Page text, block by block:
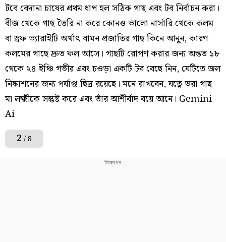
টবে বেদানা চাষের প্রথম ধাপ হল সঠিক গাছ এবং টব নির্বাচন করা।
বীজ থেকে গাছ তৈরি না করে কোনও ভালো নার্সারি থেকে কলম
বা ড্রফ ভ্যারাইটি অর্থাৎ বামন প্রজাতির গাছ কিনে আনুন, কারণ
কলমের গাছে দ্রুত ফল আসে। গাছটি রোপণ করার জন্য অন্তত ১৮
থেকে ২৪ ইঞ্চি গভীর এবং চওড়া একটি টব বেছে নিন, যেটিতে জল
নিষ্কাশনের জন্য পর্যাপ্ত ছিদ্র রয়েছে। মনে রাখবেন, যত্নে ভরা গাছ
মা লক্ষ্মীকে সন্তুষ্ট করে এবং তাঁর আশীর্বাদ বয়ে আনে। Gemini
Ai
2 / 8